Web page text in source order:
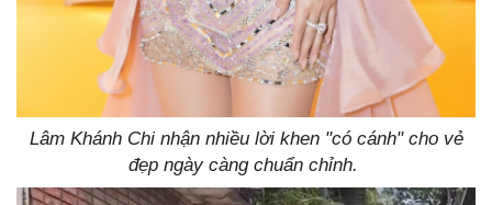
Lâm Khánh Chi nhận nhiều lời khen "có cánh" cho vẻ
đẹp ngày càng chuẩn chỉnh.